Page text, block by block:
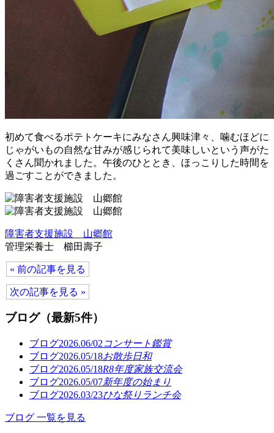
初めて食べるポテトケーキにみなさん興味津々、噛むほどに
じゃがいもの自然な甘みが感じられて美味しいという声がた
くさん聞かれました。午後のひととき、ほっこりした時間を
過ごすことができました。
障害者支援施設 山郷館
管理栄養士 櫛田壽子
« 前の記事を見る
次の記事を見る »
ブログ（最新5件）
ブログ2026.06/02コンサート鑑賞
ブログ2026.05/18お散歩日和
ブログ2026.05/18R8年度家族交流会
ブログ2026.05/07新年度の始まり
ブログ2026.03/23ひな祭りランチ会
ブログ 一覧を見る